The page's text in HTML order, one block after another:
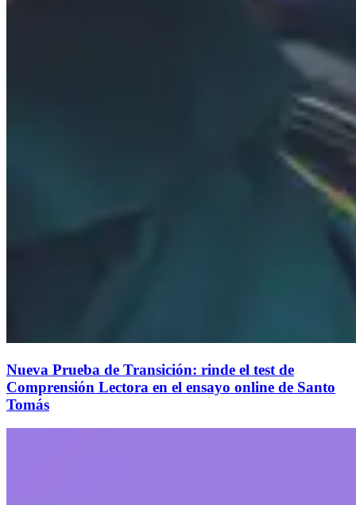
Nueva Prueba de Transición: rinde el test de
Comprensión Lectora en el ensayo online de Santo
Tomás